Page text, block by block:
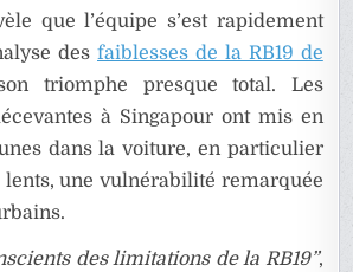
que l’équipe s’est rapidement
des faiblesses de la RB19 de
triomphe presque total. Les
à Singapour ont mis en
dans la voiture, en particulier
lents, une vulnérabilité remarquée
des limitations de la RB19”,